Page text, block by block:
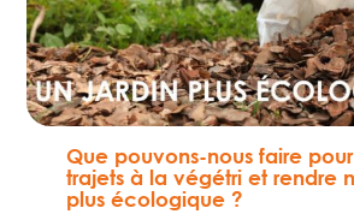
Que pouvons-nous faire
trajets à la végétri et rendre
plus écologique ?